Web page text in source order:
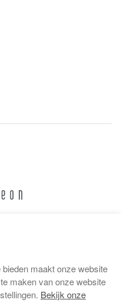
maakt onze website
maken van onze website
Bekijk onze